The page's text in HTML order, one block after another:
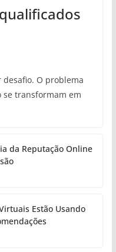
O problema
se transformam em
da Reputação Online
Estão Usando